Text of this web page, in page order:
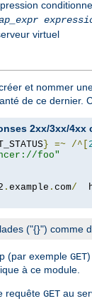
virtuel
et nommer
de ce dernier.
2xx/3xx/
} =~ /^[
foo"
. example . com/
("{}") comme
(par exemple GET
à ce module.
requête GET au